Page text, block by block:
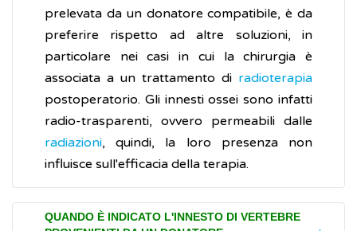
prelevata da un donatore compatibile, è da
preferire rispetto ad altre soluzioni, in
particolare nei casi in cui la chirurgia è
associata a un trattamento di radioterapia
postoperatorio. Gli innesti ossei sono infatti
radio-trasparenti, ovvero permeabili dalle
radiazioni, quindi, la loro presenza non
influisce sull'efficacia della terapia.
QUANDO È INDICATO L'INNESTO DI VERTEBRE